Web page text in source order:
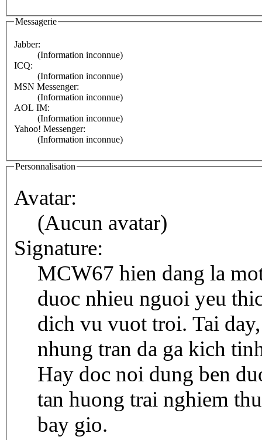
Messagerie
Jabber:
(Information inconnue)
ICQ:
(Information inconnue)
MSN Messenger:
(Information inconnue)
AOL IM:
(Information inconnue)
Yahoo! Messenger:
(Information inconnue)
Personnalisation
Avatar:
(Aucun avatar)
Signature:
MCW67 hien dang la
duoc nhieu nguoi yeu
dich vu vuot troi. Tai
nhung tran da ga kich
Hay doc noi dung ben
tan huong trai nghiem
bay gio.